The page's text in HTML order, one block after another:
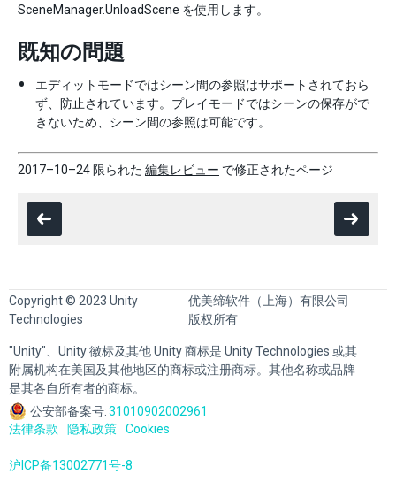
SceneManager.UnloadScene を使用します。
既知の問題
エディットモードではシーン間の参照はサポートされておら
ず、防止されています。プレイモードではシーンの保存がで
きないため、シーン間の参照は可能です。
2017–10–24 限られた 編集レビュー で修正されたページ
Copyright © 2023 Unity
Technologies
优美缔软件（上海）有限公司
版权所有
"Unity"、Unity 徽标及其他 Unity 商标是 Unity Technologies 或其
附属机构在美国及其他地区的商标或注册商标。其他名称或品牌
是其各自所有者的商标。
公安部备案号:31010902002961
法律条款
隐私政策 Cookies
沪ICP备13002771号-8